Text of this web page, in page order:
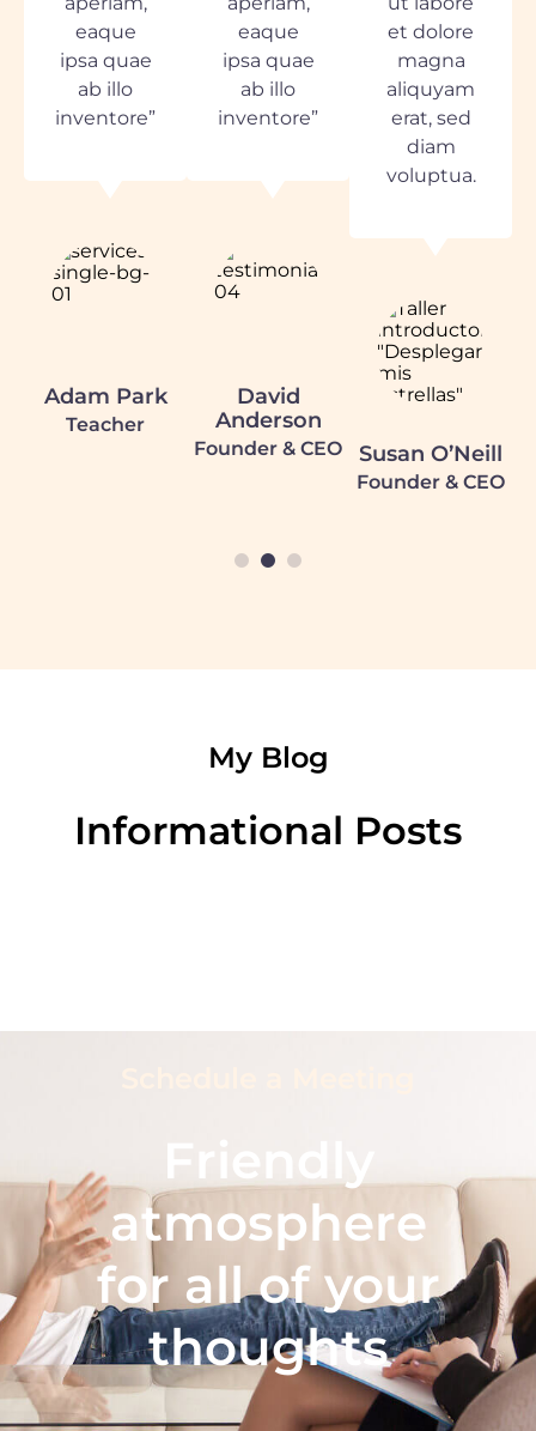
eaque
ipsa quae
ab illo
inventore”
Adam Park
Teacher
eaque
ipsa quae
ab illo
inventore”
David
Anderson
Founder & CEO
et dolore
magna
aliquyam
erat, sed
diam
voluptua.
Susan O’Neill
Founder & CEO
My Blog
Informational Posts
Friendly
atmosphere
for all of your
thoughts